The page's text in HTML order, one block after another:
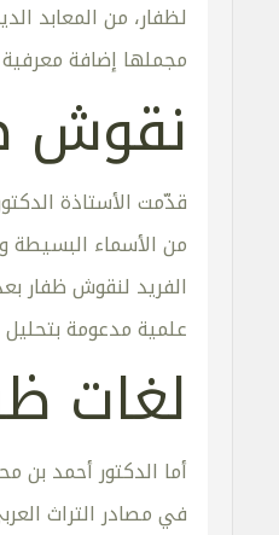
لظفار، من المعابد
مجملها إضافة معرفية
نقوش
قدّمت الأستاذة
من الأسماء البسيطة
الفريد لنقوش ظفار
علمية مدعومة
لغات
أما الدكتور أحمد بن
في مصادر التراث